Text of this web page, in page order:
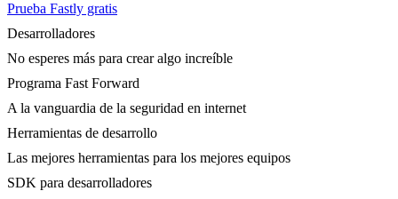
Prueba Fastly gratis
Desarrolladores
No esperes más para crear algo increíble
Programa Fast Forward
A la vanguardia de la seguridad en internet
Herramientas de desarrollo
Las mejores herramientas para los mejores equipos
SDK para desarrolladores